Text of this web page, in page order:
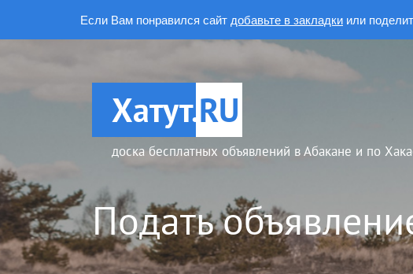
Если Вам понравился сайт добавьте в закладки или
Хатут.RU
доска бесплатных объявлений в Абакане и по
Подать